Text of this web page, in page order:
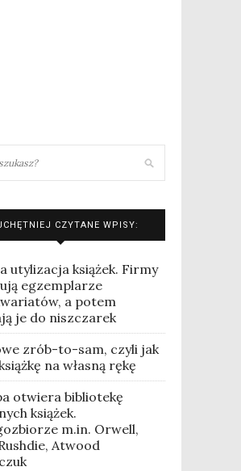
CZYTANE WPISY:
utylizacja książek. Firmy
egzemplarze
a potem
je do niszczarek
zrób-to-sam, czyli jak
na własną rękę
otwiera bibliotekę
książek.
m.in. Orwell,
Atwood